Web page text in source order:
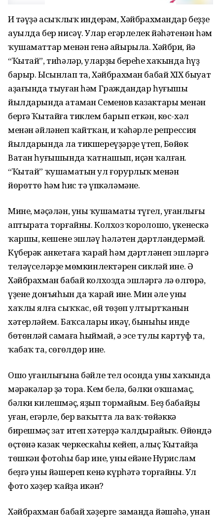
Иң тәүҙә асыҡлыҡ индерәм, Хәйбрахмандар беҙҙең
ауылда бер нисәү. Улар егәрлелек йәһәтенән һәм
ҡушаматтар менән генә айырыла. Хәйбри, йә
“Ҡытай”, тиһәләр, уларҙың береһе хаҡында һүҙ
барыр. Ысынлап та, Хәйбрахман бабай ХIХ быуат
аҙағында тыуған һәм Граждандар һуғышы
йылдарында атаман Семенов казактары менән
бергә Ҡытайға тиклем барып еткән, көс-хәл
менән әйләнеп ҡайтҡан, иң ҡәһәрле репрессия
йылдарында ла тикшереүҙәрҙе үтеп, Бөйөк
Ватан һуғышында ҡатнашып, иҫән ҡалған.
“Ҡытай” ҡушаматын ул ғорурлыҡ менән
йөрөттө һәм һис тә үпкәләмәне.
Мине, мәҫәлән, уның ҡушаматы түгел, уңғанлығы
аптырата торғайны. Колхоз ҡоролошо, үкенескә
ҡаршы, кешенең эшләү һәләтен дәртләндермәй.
Күберәк анкетаға ҡарай һәм дәртләнеп эшләргә
теләүселәрҙең мөмкинлектәрен сикләй ине. Ә
Хәйбрахман бабай колхозда эшләргә лә өлгөрә,
үҙенең донъяһын да ҡарай ине. Мин әле уның
хаҡлы ялға сыҡҡас, өй төҙөп ултыртҡанын
хәтерләйем. Баҡсалары икәү, быныһы инде
бөтөнләй самаға һыймай, ә эсе тулы картуф та,
ҡабаҡ та, сөгөлдөр ине.
Ошо уңғанлығына бәйле тел осонда уның хаҡында
мәрәкәләр ҙә тора. Кем белә, бәлки оҡшамаҫ,
бәлки килешмәҫ, яҙып тормайым. Беҙ бабайҙы
уңған, егәрле, бер ваҡытта ла ваҡ-төйәккә
бирешмәҫ зат итеп хәтерҙә ҡалдырайыҡ. Өйөндә
өҫтөнә казак черкескаһы кейеп, алыҫ Ҡытайҙа
төшкән фотоһы бар ине, уның ейәне Нурислам
беҙгә уны йәшереп кенә күрһәтә торғайны. Ул
фото хәҙер ҡайҙа икән?
Хәйбрахман бабай хәҙерге заманда йәшәһә, унан